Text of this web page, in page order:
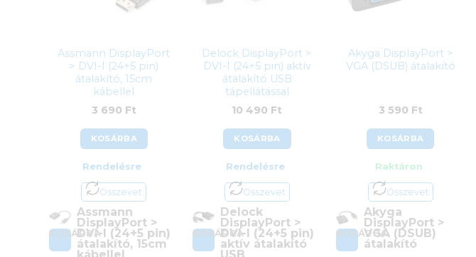
Assmann DisplayPort
> DVI-I (24+5 pin)
átalakító, 15cm
kábellel
3 690 Ft
KOSÁRBA
Rendelésre
Összevet
KOSÁRBA
Assmann
DisplayPort >
DVI-I (24+5 pin)
átalakító, 15cm
Delock DisplayPort >
DVI-I (24+5 pin) aktív
átalakító USB
tápellátással
10 490 Ft
KOSÁRBA
Rendelésre
Összevet
KOSÁRBA
Delock
DisplayPort >
DVI-I (24+5 pin)
aktív átalakító
Akyga DisplayPort >
VGA (DSUB) átalakító
3 590 Ft
KOSÁRBA
Raktáron
Összevet
KOSÁRBA
Akyga
DisplayPort >
VGA (DSUB)
átalakító